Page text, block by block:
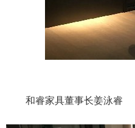
和睿家具董事长姜泳睿